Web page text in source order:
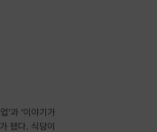
’과 ‘이야기가
됐다. 식당이